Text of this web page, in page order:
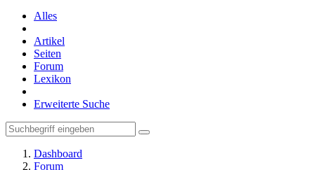
Alles
Artikel
Seiten
Forum
Lexikon
Erweiterte Suche
Dashboard
Forum